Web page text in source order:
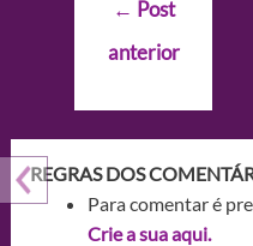
Post
← Post
anterior
REGRAS DOS
Para comentar é
Crie a sua aqui.